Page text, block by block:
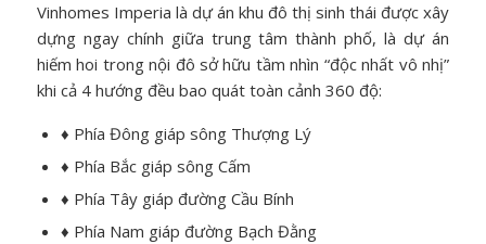
Vinhomes Imperia là dự án khu đô thị sinh thái được xây
dựng ngay chính giữa trung tâm thành phố, là dự án
hiếm hoi trong nội đô sở hữu tầm nhìn “độc nhất vô nhị”
khi cả 4 hướng đều bao quát toàn cảnh 360 độ:
♦ Phía Đông giáp sông Thượng Lý
♦ Phía Bắc giáp sông Cấm
♦ Phía Tây giáp đường Cầu Bính
♦ Phía Nam giáp đường Bạch Đằng